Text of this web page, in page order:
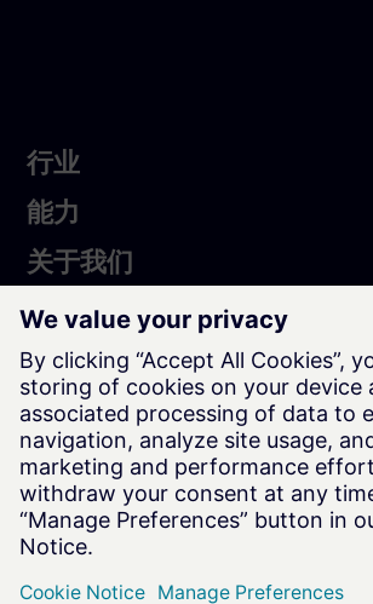
行
行业
Services
能力
About
Us
关于我们
西门子艾闻达小程序
西门子艾闻达微信公众